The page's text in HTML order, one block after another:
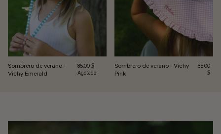
Sombrero de verano -
Vichy Emerald
Precio habitual
85,00 $
Agotado
Sombrero de verano - Vichy
Pink
Precio
85,00
$